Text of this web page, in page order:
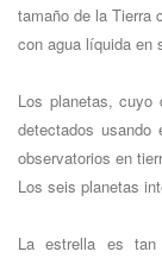
tamaño de la Tierra
con agua líquida en
Los planetas, cuyo
detectados
observatorios en
Los seis planetas
La estrella es